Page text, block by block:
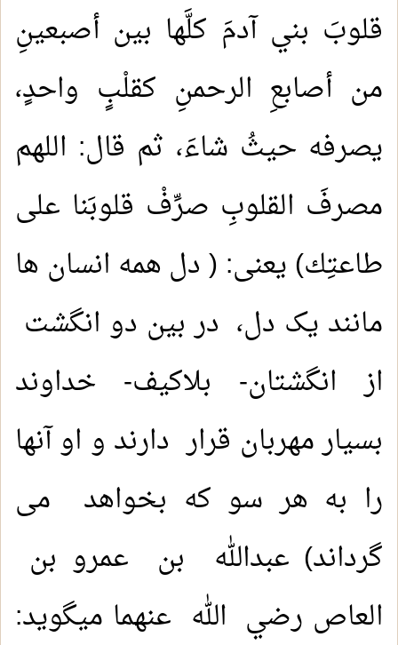
قلوبَ بني آدمَ كلَّها بين أصبعينِ
من أصابعِ الرحمنِ كقلْبٍ واحدٍ،
يصرفه حيثُ شاءَ، ثم قال: اللهم
مصرفَ القلوبِ صرِّفْ قلوبَنا على
طاعتِك) یعنی: ( دل همه انسان ها
مانند یک دل، در بین دو انگشت
از انگشتان- بلاکیف- خداوند
بسیار مهربان قرار دارند و او آنها
را به هر سو که بخواهد می
گرداند) عبدالله بن عمرو بن
العاص رضي الله عنهما میگوید: